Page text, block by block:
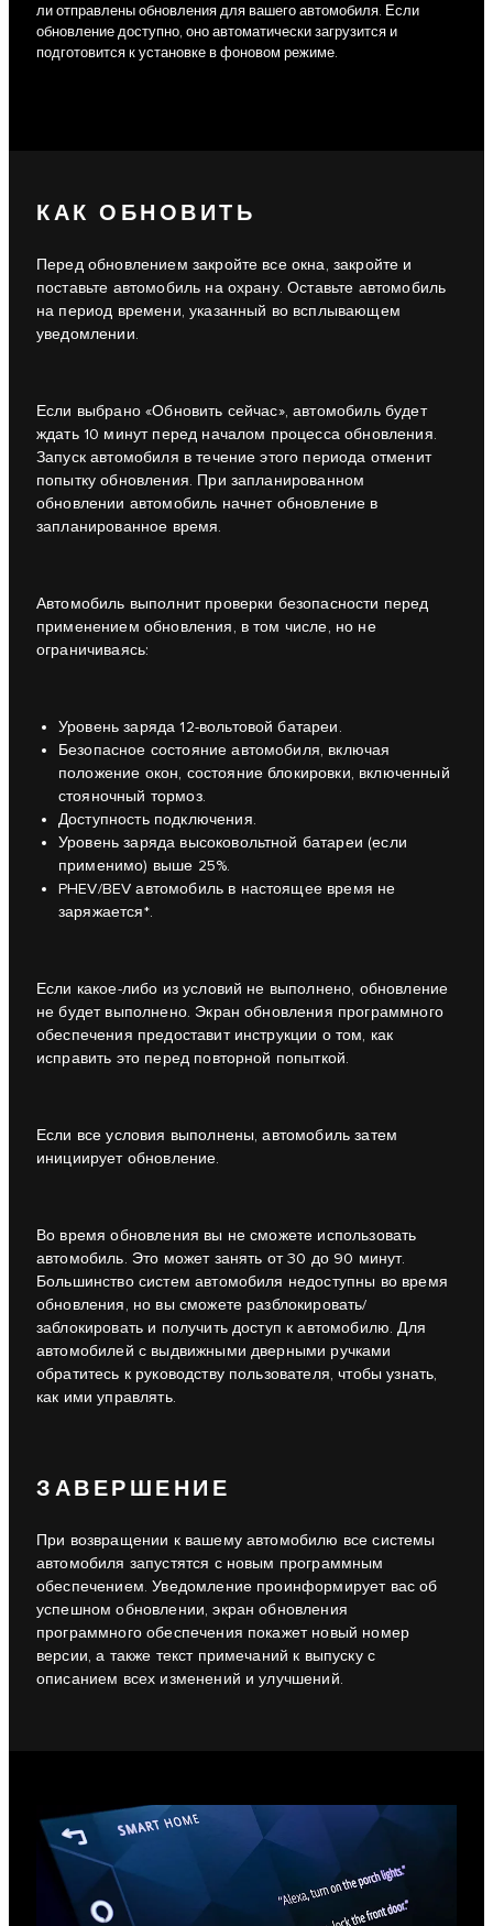
ли отправлены обновления для вашего автомобиля. Если
обновление доступно, оно автоматически загрузится и
подготовится к установке в фоновом режиме.
КАК ОБНОВИТЬ
Перед обновлением закройте все окна, закройте и
поставьте автомобиль на охрану. Оставьте автомобиль
на период времени, указанный во всплывающем
уведомлении.
Если выбрано «Обновить сейчас», автомобиль будет
ждать 10 минут перед началом процесса обновления.
Запуск автомобиля в течение этого периода отменит
попытку обновления. При запланированном
обновлении автомобиль начнет обновление в
запланированное время.
Автомобиль выполнит проверки безопасности перед
применением обновления, в том числе, но не
ограничиваясь:
Уровень заряда 12-вольтовой батареи.
Безопасное состояние автомобиля, включая
положение окон, состояние блокировки, включенный
стояночный тормоз.
Доступность подключения.
Уровень заряда высоковольтной батареи (если
применимо) выше 25%.
PHEV/BEV автомобиль в настоящее время не
заряжается*.
Если какое-либо из условий не выполнено, обновление
не будет выполнено. Экран обновления программного
обеспечения предоставит инструкции о том, как
исправить это перед повторной попыткой.
Если все условия выполнены, автомобиль затем
инициирует обновление.
Во время обновления вы не сможете использовать
автомобиль. Это может занять от 30 до 90 минут.
Большинство систем автомобиля недоступны во время
обновления, но вы сможете разблокировать/
заблокировать и получить доступ к автомобилю. Для
автомобилей с выдвижными дверными ручками
обратитесь к руководству пользователя, чтобы узнать,
как ими управлять.
ЗАВЕРШЕНИЕ
При возвращении к вашему автомобилю все системы
автомобиля запустятся с новым программным
обеспечением. Уведомление проинформирует вас об
успешном обновлении, экран обновления
программного обеспечения покажет новый номер
версии, а также текст примечаний к выпуску с
описанием всех изменений и улучшений.